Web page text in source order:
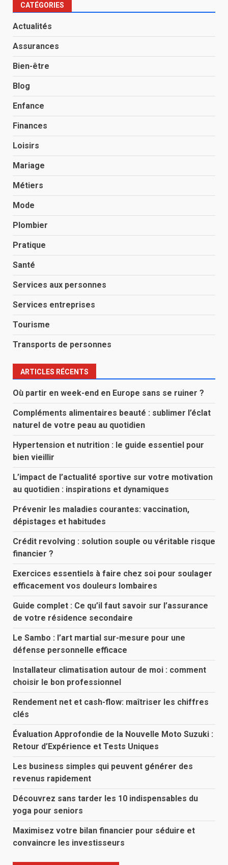
CATÉGORIES
Actualités
Assurances
Bien-être
Blog
Enfance
Finances
Loisirs
Mariage
Métiers
Mode
Plombier
Pratique
Santé
Services aux personnes
Services entreprises
Tourisme
Transports de personnes
ARTICLES RÉCENTS
Où partir en week-end en Europe sans se ruiner ?
Compléments alimentaires beauté : sublimer l’éclat
naturel de votre peau au quotidien
Hypertension et nutrition : le guide essentiel pour
bien vieillir
L’impact de l’actualité sportive sur votre motivation
au quotidien : inspirations et dynamiques
Prévenir les maladies courantes: vaccination,
dépistages et habitudes
Crédit revolving : solution souple ou véritable risque
financier ?
Exercices essentiels à faire chez soi pour soulager
efficacement vos douleurs lombaires
Guide complet : Ce qu’il faut savoir sur l’assurance
de votre résidence secondaire
Le Sambo : l’art martial sur-mesure pour une
défense personnelle efficace
Installateur climatisation autour de moi : comment
choisir le bon professionnel
Rendement net et cash-flow: maîtriser les chiffres
clés
Évaluation Approfondie de la Nouvelle Moto Suzuki :
Retour d’Expérience et Tests Uniques
Les business simples qui peuvent générer des
revenus rapidement
Découvrez sans tarder les 10 indispensables du
yoga pour seniors
Maximisez votre bilan financier pour séduire et
convaincre les investisseurs